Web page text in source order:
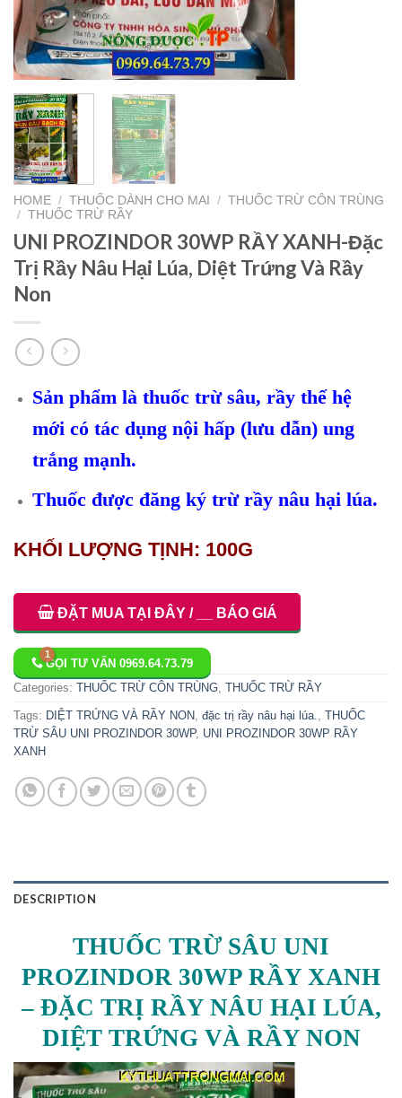
HOME / THUỐC DÀNH CHO MAI / THUỐC TRỪ CÔN TRÙNG
/ THUỐC TRỪ RẦY
UNI PROZINDOR 30WP RẦY XANH-Đặc
Trị Rầy Nâu Hại Lúa, Diệt Trứng Và Rầy
Non
Sản phẩm là thuốc trừ sâu, rầy thế hệ
mới có tác dụng nội hấp (lưu dẫn) ung
trắng mạnh.
Thuốc được đăng ký trừ rầy nâu hại lúa.
KHỐI LƯỢNG TỊNH: 100G
ĐẶT MUA TẠI ĐÂY / __ BÁO GIÁ
GỌI TƯ VẤN 0969.64.73.79
Categories: THUỐC TRỪ CÔN TRÙNG THUỐC TRỪ RẦY
Tags: DIỆT TRỨNG VÀ RẦY NON đặc trị rầy nâu hại lúa.
THUỐC
TRỪ SÂU UNI PROZINDOR 30WP, UNI PROZINDOR 30WP RẦY
XANH
DESCRIPTION
THUỐC TRỪ SÂU UNI
PROZINDOR 30WP RẦY XANH
– ĐẶC TRỊ RẦY NÂU HẠI LÚA,
DIỆT TRỨNG VÀ RẦY NON